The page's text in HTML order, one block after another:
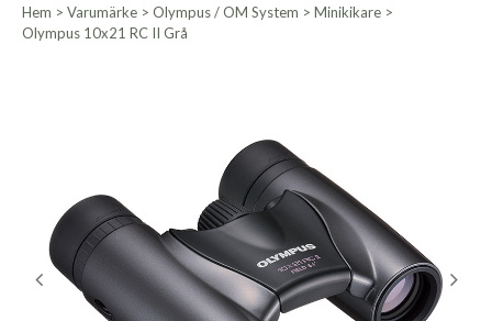
Hem > Varumärke > Olympus / OM System > Minikikare >
Olympus 10x21 RC II Grå